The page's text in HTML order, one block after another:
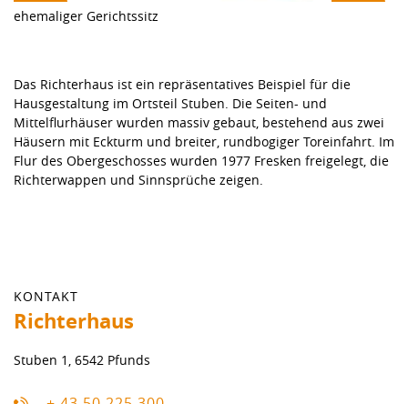
ehemaliger Gerichtssitz
Das Richterhaus ist ein repräsentatives Beispiel für die
Hausgestaltung im Ortsteil Stuben. Die Seiten- und
Mittelflurhäuser wurden massiv gebaut, bestehend aus zwei
Häusern mit Eckturm und breiter, rundbogiger Toreinfahrt. Im
Flur des Obergeschosses wurden 1977 Fresken freigelegt, die
Richterwappen und Sinnsprüche zeigen.
KONTAKT
Richterhaus
Stuben 1, 6542 Pfunds